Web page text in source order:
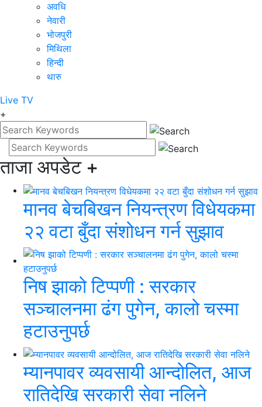
अवधि
नेवारी
भोजपुरी
मिथिला
हिन्दी
थारु
Live TV
+
ताजा अपडेट +
मानव बेचबिखन नियन्त्रण विधेयकमा
२२ वटा बुँदा संशोधन गर्न सुझाव
निष झाको टिप्पणी : सरकार
सञ्चालनमा ढंग पुगेन, कालो चस्मा
हटाउनुपर्छ
म्यानपावर व्यवसायी आन्दोलित, आज
रातिदेखि सरकारी सेवा नलिने